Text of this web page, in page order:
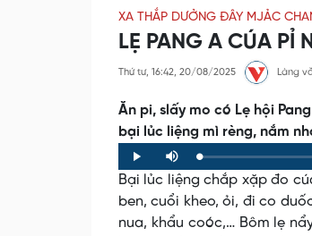
XA THẮP DƯỞNG ĐÂY MJẢC
LẸ PANG A CÚA PỈ
Thứ tư, 16:42, 20/08/2025 Làng
Ăn pi, slấy mo có Lẹ hội
bại lủc liệng mì rèng, nắm
Play Mute Loaded:
0%
Progress:
0%
Bại lủc liệng chắp xặp đo
ben, cuổi kheo, ỏi, đi co
nua, khẩu coóc,… Bôm lẹ